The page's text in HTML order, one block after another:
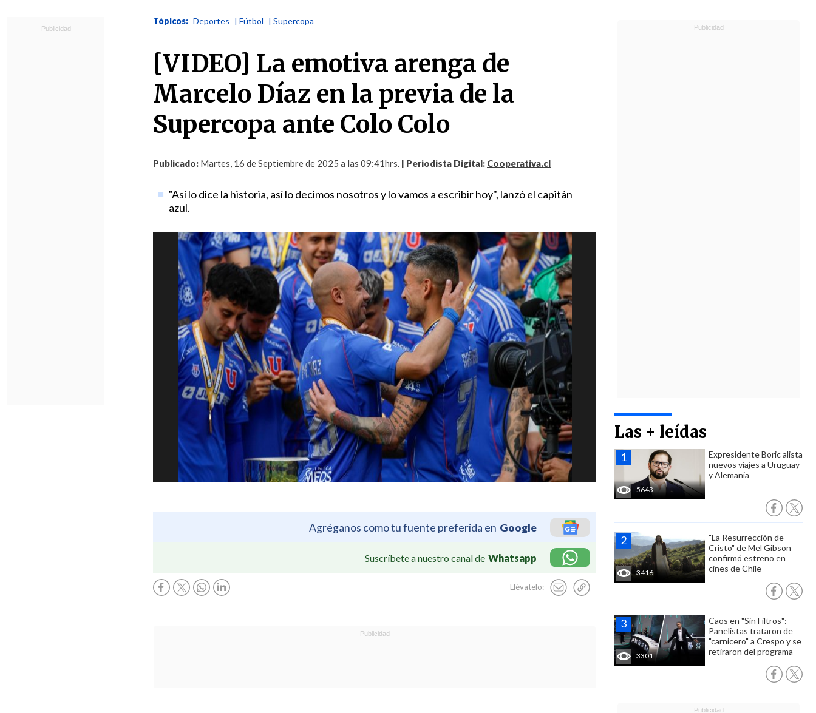
Tópicos: Deportes | Fútbol | Supercopa
[VIDEO] La emotiva arenga de
Marcelo Díaz en la previa de la
Supercopa ante Colo Colo
Publicado: Martes, 16 de Septiembre de 2025 a las 09:41hrs. | Periodista Digital: Cooperativa.cl
"Así lo dice la historia, así lo decimos nosotros y lo vamos a escribir hoy", lanzó el capitán
azul.
Agréganos como tu fuente preferida en Google
Suscríbete a nuestro canal de Whatsapp
Llévatelo:
Las + leídas
5643
Expresidente Boric alista
nuevos viajes a Uruguay
y Alemania
3416
"La Resurrección de
Cristo" de Mel Gibson
confirmó estreno en
cines de Chile
3301
Caos en "Sin Filtros":
Panelistas trataron de
"carnicero" a Crespo y se
retiraron del programa